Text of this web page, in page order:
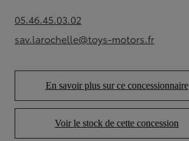
05.46.45.03.02(Opens in new tab)
sav.larochelle@toys-motors.fr
(Opens in new tab)
En savoir plus sur ce concessionnaire
(Opens in new tab)
Voir le stock de cette concession
(Opens in new tab)